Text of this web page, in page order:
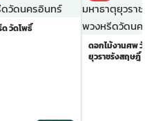
วัดโพธิ์
ดอกไม้งานศพ วัดม
ยุวราชรังสฤษฎิ์